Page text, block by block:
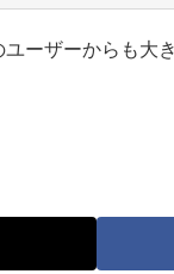
ーザーからも大